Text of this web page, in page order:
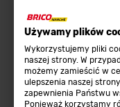
Używamy plików
Wykorzystujemy pliki
naszej strony. W
możemy zamieścić w
ulepszenia naszej
zapewnienia Państwu
Ponieważ korzystamy
Elektryka
Panele
Elektronarzędzia
Płytki